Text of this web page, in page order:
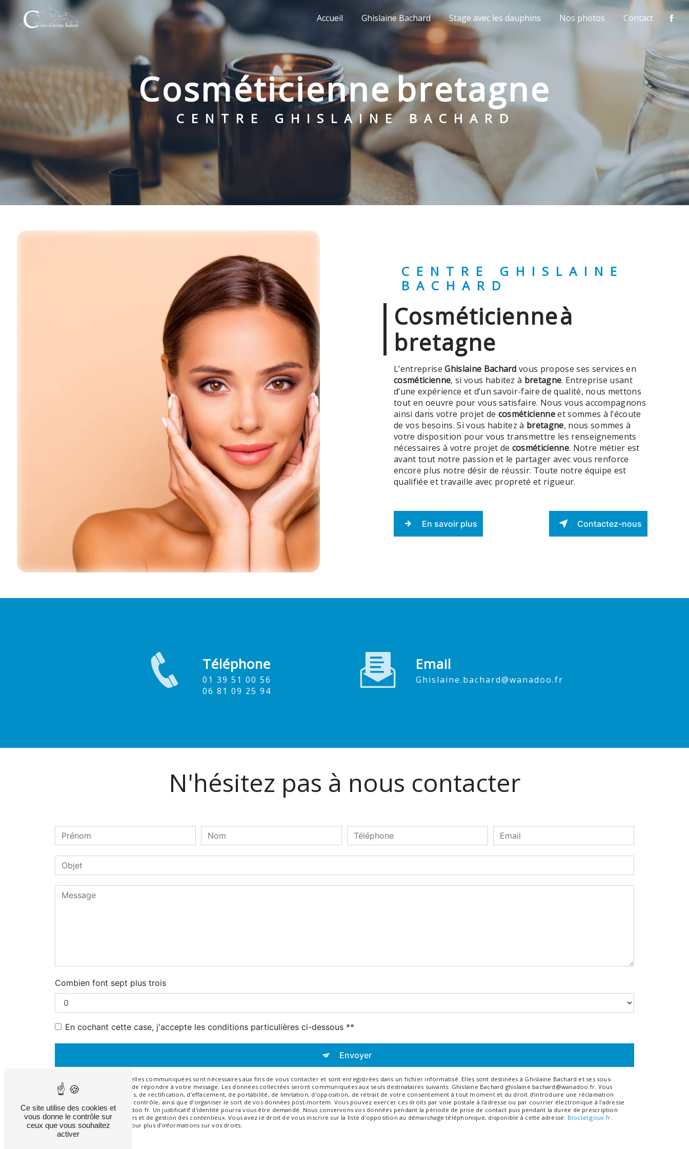
Accueil Ghislaine Bachard Stage avec les dauphins Nos photos Contact
cosméticienne bretagne
CENTRE GHISLAINE BACHARD
CENTRE GHISLAINE
BACHARD
cosméticienne à
bretagne
L’entrepriseGhislaine Bachard vous propose ses services en
cosméticienne, si vous habitez à bretagne. Entreprise usant
d’une expérience et d’un savoir-faire de qualité, nous mettons
tout en oeuvre pour vous satisfaire. Nous vous accompagnons
ainsi dans votre projet de cosméticienneet sommes à l’écoute
de vos besoins. Si vous habitez à bretagne, nous sommes à
votre disposition pour vous transmettre les renseignements
nécessaires à votre projet de cosméticienne. Notre métier est
avant tout notre passion et le partager avec vous renforce
encore plus notre désir de réussir. Toute notre équipe est
qualifiée et travaille avec propreté et rigueur.
En savoir plus Contactez-nous
Téléphone
01 39 51 00 56
06 81 09 25 94
Email
ghislaine.bachard@wanadoo.fr
N'hésitez pas à nous contacter
Combien font sept plus trois
En cochant cette case, j'accepte les conditions particulières ci-dessous **
Envoyer
** Les données personnelles communiquées sont nécessaires aux fins de vous contacter et sont enregistrées dans un fichier informatisé. Elles sont destinées à Ghislaine Bachard et ses sous-
traitants dans le seul but de répondre à votre message. Les données collectées seront communiquées aux seuls destinataires suivants: Ghislaine Bachard ghislaine.bachard@wanadoo.fr. Vous
disposez de droits d’accès, de rectification, d’effacement, de portabilité, de limitation, d’opposition, de retrait de votre consentement à tout moment et du droit d’introduire une réclamation
auprès d’une autorité de contrôle, ainsi que d’organiser le sort de vos données post-mortem. Vous pouvez exercer ces droits par voie postale à l'adresse ou par courrier électronique à l'adresse
ghislaine.bachard@wanadoo.fr. Un justificatif d'identité pourra vous être demandé. Nous conservons vos données pendant la période de prise de contact puis pendant la durée de prescription
légale aux fins probatoires et de gestion des contentieux. Vous avez le droit de vous inscrire sur la liste d'opposition au démarchage téléphonique, disponible à cette adresse:
Bloctel.gouv.fr
Consultez le site cnil.fr pour plus d’informations sur vos droits.
Panneau de gestion des cookies
Ce site utilise des cookies et
vous donne le contrôle sur
ceux que vous souhaitez
activer